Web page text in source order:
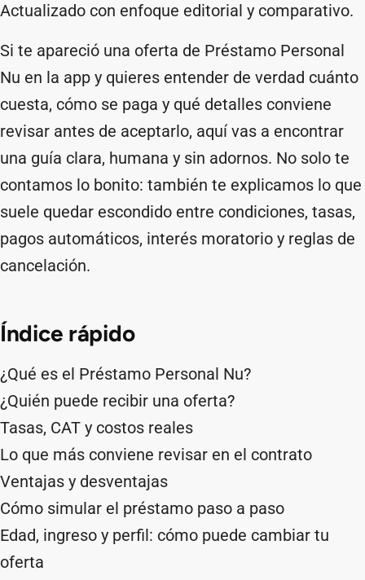
Actualizado con enfoque editorial y comparativo.
Si te apareció una oferta de Préstamo Personal
Nu en la app y quieres entender de verdad cuánto
cuesta, cómo se paga y qué detalles conviene
revisar antes de aceptarlo, aquí vas a encontrar
una guía clara, humana y sin adornos. No solo te
contamos lo bonito: también te explicamos lo que
suele quedar escondido entre condiciones, tasas,
pagos automáticos, interés moratorio y reglas de
cancelación.
Índice rápido
¿Qué es el Préstamo Personal Nu?
¿Quién puede recibir una oferta?
Tasas, CAT y costos reales
Lo que más conviene revisar en el contrato
Ventajas y desventajas
Cómo simular el préstamo paso a paso
Edad, ingreso y perfil: cómo puede cambiar tu
oferta